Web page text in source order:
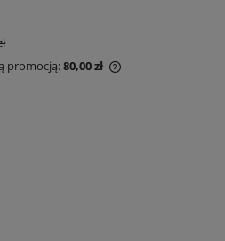
online
promocją:80,00 zł